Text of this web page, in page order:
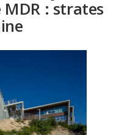
MDR : strates